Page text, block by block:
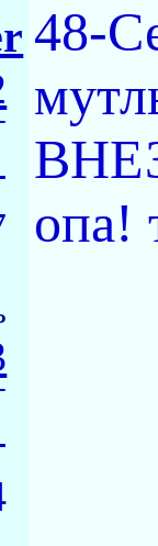
48-
опа!